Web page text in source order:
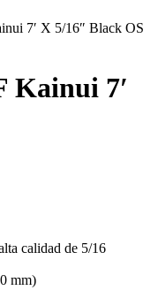
7′ X 5/16″ Black OS
Kainui 7′
calidad de 5/16
mm)